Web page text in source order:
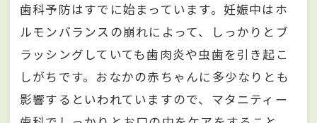
歯科予防はすでに始まっています。妊娠中はホ
ルモンバランスの崩れによって、しっかりとブ
ラッシングしていても歯肉炎や虫歯を引き起こ
しがちです。おなかの赤ちゃんに多少なりとも
影響するといわれていますので、マタニティー